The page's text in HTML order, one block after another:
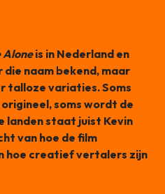
Aloneis in Nederland en
naam bekend, maar
talloze variaties. Soms
soms wordt de
landen staat juist Kevin
van hoe de film
hoe creatief vertalers zijn